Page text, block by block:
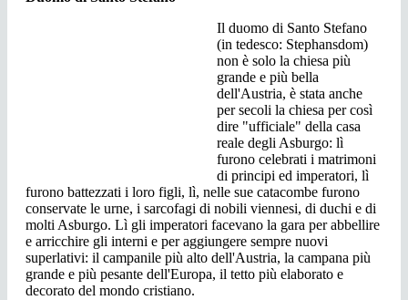
Il duomo di Santo Stefano
(in tedesco: Stephansdom)
non è solo la chiesa più
grande e più bella
dell'Austria, è stata anche
per secoli la chiesa per così
dire "ufficiale" della casa
reale degli Asburgo: lì
furono celebrati i matrimoni
di principi ed imperatori, lì
furono battezzati i loro figli, lì, nelle sue catacombe furono
conservate le urne, i sarcofagi di nobili viennesi, di duchi e di
molti Asburgo. Lì gli imperatori facevano la gara per abbellire
e arricchire gli interni e per aggiungere sempre nuovi
superlativi: il campanile più alto dell'Austria, la campana più
grande e più pesante dell'Europa, il tetto più elaborato e
decorato del mondo cristiano.